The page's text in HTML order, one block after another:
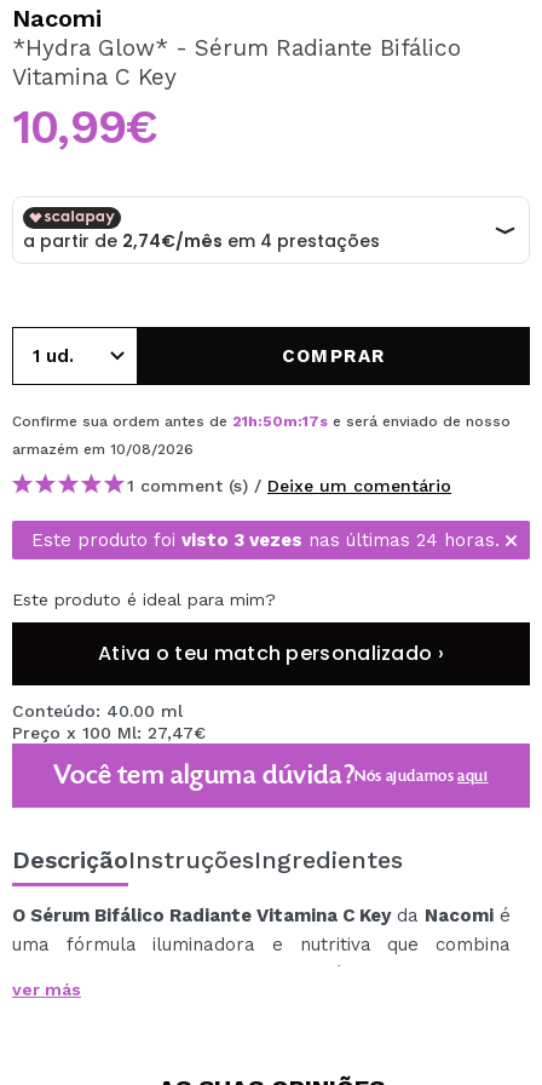
Ao criar uma conta no Maquibeauty.pt pode fazer as suas
compras rapidamente, verificar o estado das suas
Nacomi
*Hydra Glow* - Sérum Radiante Bifálico
Vitamina C Key
10,99€
COMPRAR
Confirme sua ordem antes de 21h:50m:17s e será enviado de nosso
armazém em 10/08/2026
1 comment (s) / Deixe um comentário
Este produto foi visto 3 vezes nas últimas 24 horas.
Este produto é ideal para mim?
Ativa o teu match personalizado ›
Conteúdo: 40.00 ml
Preço x 100 Ml: 27,47€
Você tem alguma dúvida?Nós ajudamosaqui
DescriçãoInstruçõesIngredientes
O Sérum Bifálico Radiante Vitamina C Keyda Nacomi é
uma fórmula iluminadora e nutritiva que combina
antioxidantes, extratos botânicos e óleos vegetais para
uma pele mais uniforme, luminosa e revitalizada.
ver más